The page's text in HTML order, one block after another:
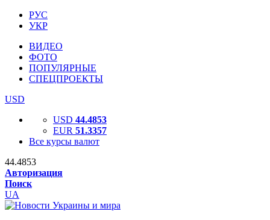
РУС
УКР
ВИДЕО
ФОТО
ПОПУЛЯРНЫЕ
СПЕЦПРОЕКТЫ
USD
USD 44.4853
EUR 51.3357
Все курсы валют
44.4853
Авторизация
Поиск
UA